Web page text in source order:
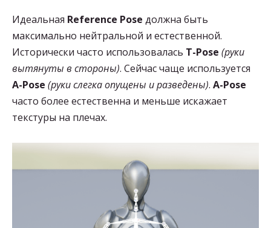
Идеальная Reference Pose должна быть
максимально нейтральной и естественной.
Исторически часто использовалась T-Pose (руки
вытянуты в стороны). Сейчас чаще используется
A-Pose (руки слегка опущены и разведены). A-Pose
часто более естественна и меньше искажает
текстуры на плечах.